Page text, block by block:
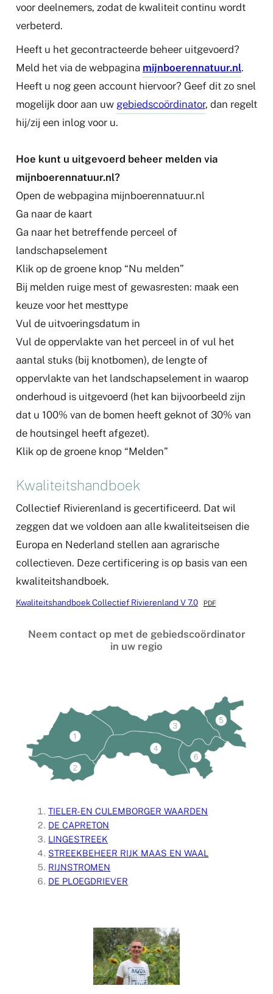
voor deelnemers, zodat de kwaliteit continu wordt
verbeterd.
Heeft u het gecontracteerde beheer uitgevoerd?
Meld het via de webpagina mijnboerennatuur.nl.
Heeft u nog geen account hiervoor? Geef dit zo snel
mogelijk door aan uw gebiedscoördinator, dan regelt
hij/zij een inlog voor u.
Hoe kunt u uitgevoerd beheer melden via
mijnboerennatuur.nl?
Open de webpagina mijnboerennatuur.nl
Ga naar de kaart
Ga naar het betreffende perceel of
landschapselement
Klik op de groene knop “Nu melden”
Bij melden ruige mest of gewasresten: maak een
keuze voor het mesttype
Vul de uitvoeringsdatum in
Vul de oppervlakte van het perceel in of vul het
aantal stuks (bij knotbomen), de lengte of
oppervlakte van het landschapselement in waarop
onderhoud is uitgevoerd (het kan bijvoorbeeld zijn
dat u 100% van de bomen heeft geknot of 30% van
de houtsingel heeft afgezet).
Klik op de groene knop “Melden”
Kwaliteitshandboek
Collectief Rivierenland is gecertificeerd. Dat wil
zeggen dat we voldoen aan alle kwaliteitseisen die
Europa en Nederland stellen aan agrarische
collectieven. Deze certificering is op basis van een
kwaliteitshandboek.
Kwaliteitshandboek Collectief Rivierenland V 7.0 PDF
Neem contact op met de gebiedscoördinator
in uw regio
TIELER- EN CULEMBORGER WAARDEN
DE CAPRETON
LINGESTREEK
STREEKBEHEER RIJK MAAS EN WAAL
RIJNSTROMEN
DE PLOEGDRIEVER